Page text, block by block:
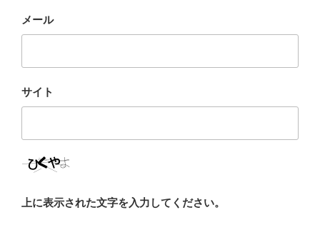
メール
サイト
上に表示された文字を入力してください。